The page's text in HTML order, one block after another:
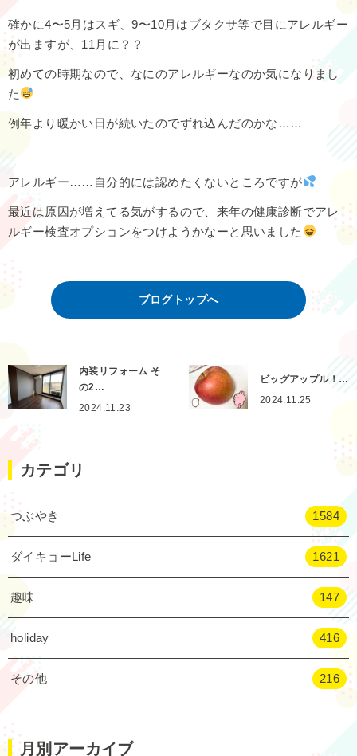
確かに4〜5月はスギ、9〜10月はブタクサ等で目にアレルギー
が出ますが、11月に？？
初めての時期なので、なにのアレルギーなのか気になりまし
た
例年より暖かい日が続いたのでずれ込んだのかな……
アレルギー……自分的には認めたくないところですが
最近は原因が増えてる気がするので、来年の健康診断でアレ
ルギー検査オプションをつけようかなーと思いました
ブログトップへ
内装リフォーム そ
の2…
2024.11.23
ビッグアップル！…
2024.11.25
カテゴリ
つぶやき 1584
ダイキョーLife 1621
趣味 147
holiday 416
その他 216
月別アーカイブ